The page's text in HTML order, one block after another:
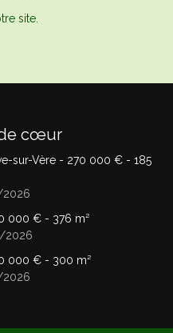
site.
cœur
sur-Vère - 270 000 € - 185
2026
000 € - 376 m²
2026
000 € - 300 m²
2026